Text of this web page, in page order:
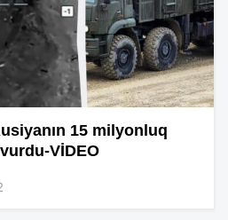
15 milyonluq
VİDEO